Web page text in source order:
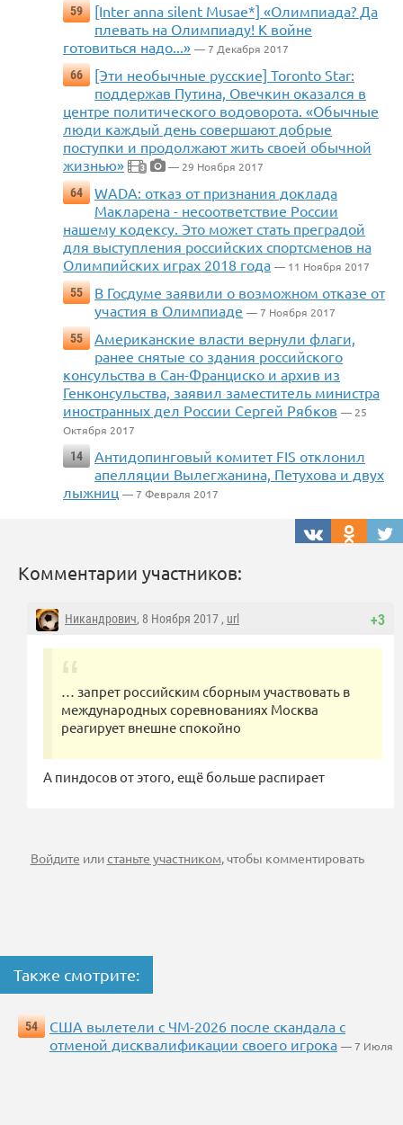
59
[Inter anna silent Musae*] «Олимпиада? Да
плевать на Олимпиаду! К войне
готовиться надо...» — 7 Декабря 2017
66
[Эти необычные русские] Toronto Star:
поддержав Путина, Овечкин оказался в
центре политического водоворота. «Обычные
люди каждый день совершают добрые
поступки и продолжают жить своей обычной
жизнью»
3
— 29 Ноября 2017
64
WADA: отказ от признания доклада
Макларена - несоответствие России
нашему кодексу. Это может стать преградой
для выступления российских спортсменов на
Олимпийских играх 2018 года — 11 Ноября 2017
55
В Госдуме заявили о возможном отказе от
участия в Олимпиаде — 7 Ноября 2017
55
Американские власти вернули флаги,
ранее снятые со здания российского
консульства в Сан-Франциско и архив из
Генконсульства, заявил заместитель министра
иностранных дел России Сергей Рябков — 25
Октября 2017
14
Антидопинговый комитет FIS отклонил
апелляции Вылегжанина, Петухова и двух
лыжниц — 7 Февраля 2017
Комментарии участников:
+3
Никандрович, 8 Ноября 2017 , url
… запрет российским сборным участвовать в
международных соревнованиях Москва
реагирует внешне спокойно
А пиндосов от этого, ещё больше распирает
Войдите илистаньте участником, чтобы комментировать
Также смотрите:
54
США вылетели с ЧМ-2026 после скандала с
отменой дисквалификации своего игрока — 7 Июля